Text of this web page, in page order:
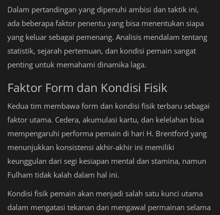
Dalam pertandingan yang dipenuhi ambisi dan taktik ini,
ada beberapa faktor penentu yang bisa menentukan siapa
yang keluar sebagai pemenang. Analisis mendalam tentang
statistik, sejarah pertemuan, dan kondisi pemain sangat
penting untuk memahami dinamika laga.
Faktor Form dan Kondisi Fisik
Kedua tim membawa form dan kondisi fisik terbaru sebagai
faktor utama. Cedera, akumulasi kartu, dan kelelahan bisa
mempengaruhi performa pemain di hari H. Brentford yang
menunjukkan konsistensi akhir-akhir ini memiliki
keunggulan dari segi kesiapan mental dan stamina, namun
Fulham tidak kalah dalam hal ini.
Kondisi fisik pemain akan menjadi salah satu kunci utama
dalam mengatasi tekanan dan mengawal permainan selama